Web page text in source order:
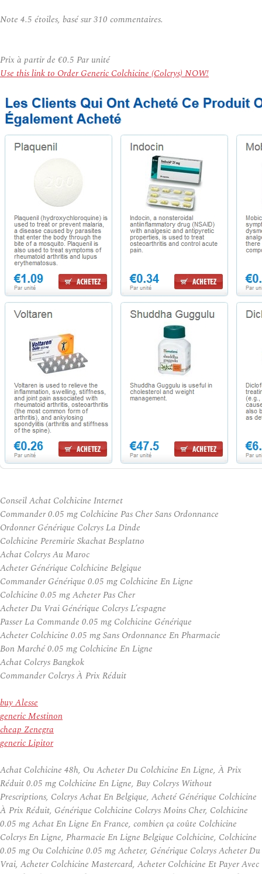
Note 4.5 étoiles, basé sur310 commentaires.
Prix à partir de €0.5 Par unité
Use this link to Order Generic Colchicine (Colcrys) NOW!
Conseil Achat Colchicine Internet
Commander 0.05 mg Colchicine Pas Cher Sans Ordonnance
Ordonner Générique Colcrys La Dinde
Colchicine Peremirie Skachat Besplatno
Achat Colcrys Au Maroc
Acheter Générique Colchicine Belgique
Commander Générique 0.05 mg Colchicine En Ligne
Colchicine 0.05 mg Acheter Pas Cher
Acheter Du Vrai Générique Colcrys L’espagne
Passer La Commande 0.05 mg Colchicine Générique
Acheter Colchicine 0.05 mg Sans Ordonnance En Pharmacie
Bon Marché 0.05 mg Colchicine En Ligne
Achat Colcrys Bangkok
Commander Colcrys À Prix Réduit
buy Alesse
generic Mestinon
cheap Zenegra
generic Lipitor
Achat Colchicine 48h, Ou Acheter Du Colchicine En Ligne, À Prix
Réduit 0.05 mg Colchicine En Ligne, Buy Colcrys Without
Prescriptions, Colcrys Achat En Belgique, Acheté Générique Colchicine
À Prix Réduit, Générique Colchicine Colcrys Moins Cher, Colchicine
0.05 mg Achat En Ligne En France, combien ça coûte Colchicine
Colcrys En Ligne, Pharmacie En Ligne Belgique Colchicine, Colchicine
0.05 mg Ou Colchicine 0.05 mg Acheter, Générique Colcrys Acheter Du
Vrai, Acheter Colchicine Mastercard, Acheter Colchicine Et Payer Avec